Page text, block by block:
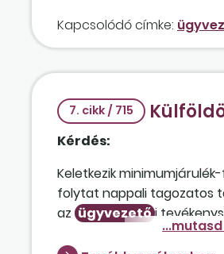
Kapcsolódó címke:
7. cikk / 715
Kérdés:
Keletkezik
folytat nappali tagozatos
az ügyvezetői